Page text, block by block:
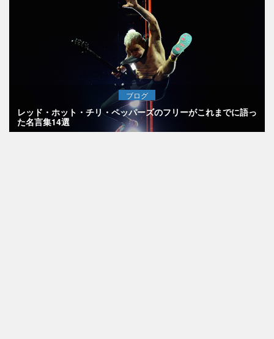
ブログ
レッド・ホット・チリ・ペッパーズのフリーがこれまでに語っ
た名言集14選